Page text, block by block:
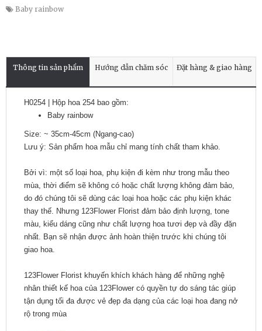
Baby rainbow
Thông tin sản phẩm Hướng dẫn chăm sóc Đặt hàng & giao hàng
H0254 | Hộp hoa 254 bao gồm:
Baby rainbow
Size: ~ 35cm-45cm (Ngang-cao)
Lưu ý: Sản phẩm hoa mẫu chỉ mang tính chất tham khảo.
Bởi vì: một số loại hoa, phụ kiện đi kèm như trong mẫu theo
mùa, thời điểm sẽ không có hoặc chất lượng không đảm bảo,
do đó chúng tôi sẽ dùng các loại hoa hoặc các phụ kiện khác
thay thế. Nhưng 123Flower Florist đảm bảo định lượng, tone
màu, kiểu dáng cũng như chất lượng hoa tươi đẹp và đầy đặn
nhất. Bạn sẽ nhận được ảnh hoàn thiện trước khi chúng tôi
giao hoa.
123Flower Florist khuyến khích khách hàng để những nghệ
nhân thiết kế hoa của 123Flower có quyền tự do sáng tác giúp
tận dụng tối đa được vẻ đẹp đa dạng của các loại hoa đang nở
rộ trong mùa